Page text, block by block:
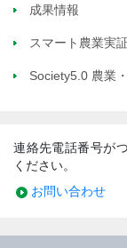
成果情報
スマート農業実
Society5.0 農業
連絡先電話番号が
ください。
お問い合わせ